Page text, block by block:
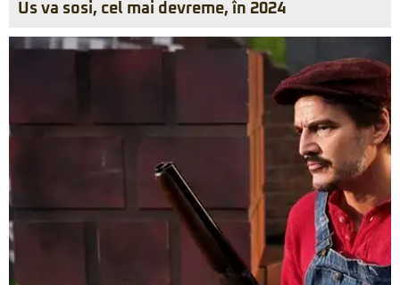
Us va sosi, cel mai devreme, în 2024